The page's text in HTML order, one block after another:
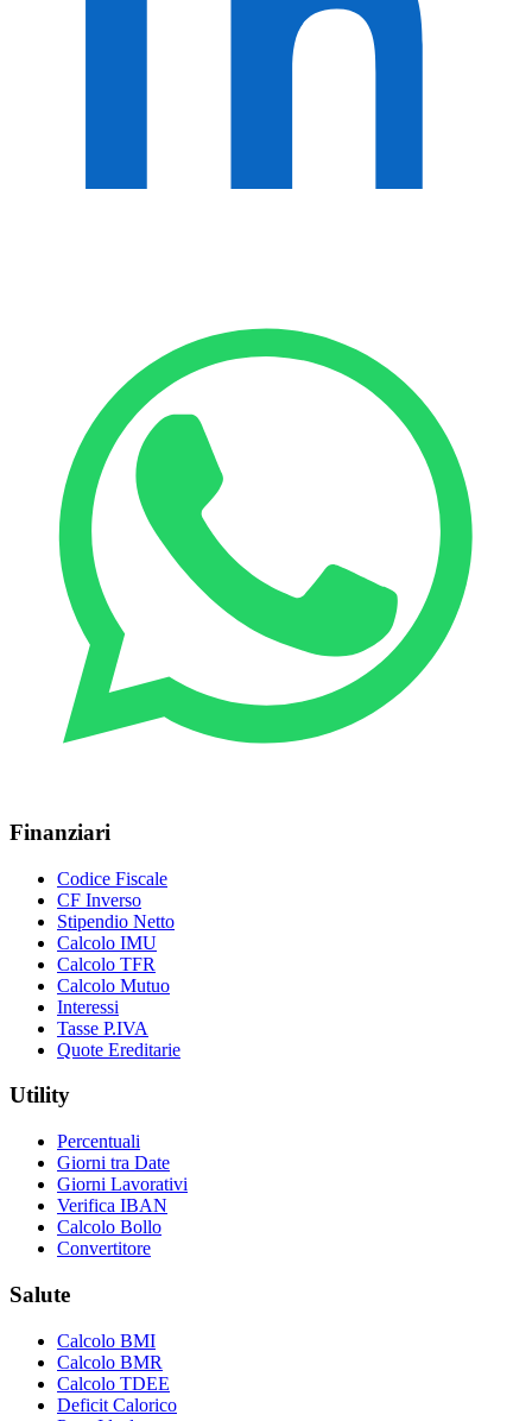
Finanziari
Codice Fiscale
CF Inverso
Stipendio Netto
Calcolo IMU
Calcolo TFR
Calcolo Mutuo
Interessi
Tasse P.IVA
Quote Ereditarie
Utility
Percentuali
Giorni tra Date
Giorni Lavorativi
Verifica IBAN
Calcolo Bollo
Convertitore
Salute
Calcolo BMI
Calcolo BMR
Calcolo TDEE
Deficit Calorico